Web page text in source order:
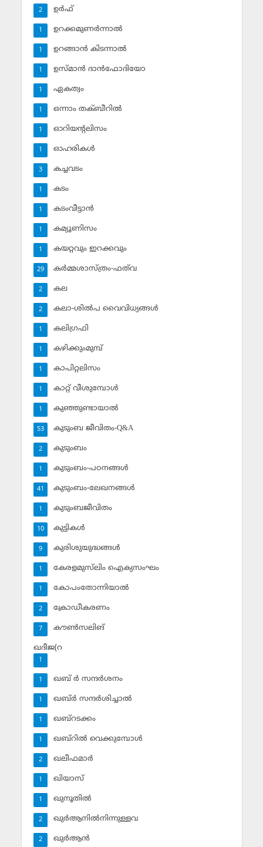
ഉര്‍ഫ്
2
ഉറക്കമുണര്‍ന്നാല്‍
1
ഉറങ്ങാന്‍ കിടന്നാല്‍
1
ഉസ്മാന്‍ ദാന്‍ഫോദിയോ
1
ഏകത്വം
1
ഒന്നാം തക്ബീറില്‍
1
ഓറിയന്റലിസം
1
ഓഹരികള്‍
1
കച്ചവടം
3
കടം
1
കടംവീട്ടാന്‍
1
കമ്യൂണിസം
1
കയറ്റവും ഇറക്കവും
1
കര്‍മ്മശാസ്ത്രം-ഫത്‌വ
29
കല
2
കലാ-ശില്‍പ വൈവിധ്യങ്ങള്‍
2
കലിഗ്രഫി
1
കഴിക്കുംമുമ്പ്
1
കാപിറ്റലിസം
1
കാറ്റ് വീശുമ്പോള്‍
1
കുഞ്ഞുണ്ടായാല്‍
1
കുടുംബ ജീവിതം-Q&A
53
കുടുംബം
2
കുടുംബം-പഠനങ്ങള്‍
1
കുടുംബം-ലേഖനങ്ങള്‍
41
കുടുംബജീവിതം
1
കുട്ടികള്‍
10
കുരിശുയുദ്ധങ്ങള്‍
9
കേരളമുസ്‌ലിം ഐക്യസംഘം
1
കോപംതോന്നിയാല്‍
1
ക്രോഡീകരണം
2
കൗണ്‍സലിങ്‌
7
ഖദീജ(റ
1
ഖബ് ര്‍ സന്ദര്‍ശനം
1
ഖബ്ര്‍ സന്ദര്‍ശിച്ചാല്‍
1
ഖബ്‌റടക്കം
1
ഖബ്‌റില്‍ വെക്കുമ്പോള്‍
1
ഖലീഫമാര്‍
2
ഖിയാസ്
1
ഖുനൂതില്‍
1
ഖുര്‍ആനില്‍നിന്നുള്ളവ
2
ഖുര്‍ആന്‍
2